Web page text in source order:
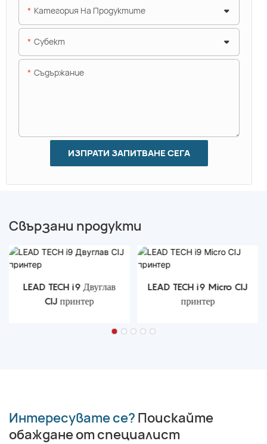
Категория На Продуктите
Субект
Съдържание
ИЗПРАТИ ЗАПИТВАНЕ СЕГА
Свързани продукти
LEAD TECH i9 Двуглав
CIJ принтер
LEAD TECH i9 Micro CIJ
принтер
Интересувате се? Поискайте
обаждане от специалист